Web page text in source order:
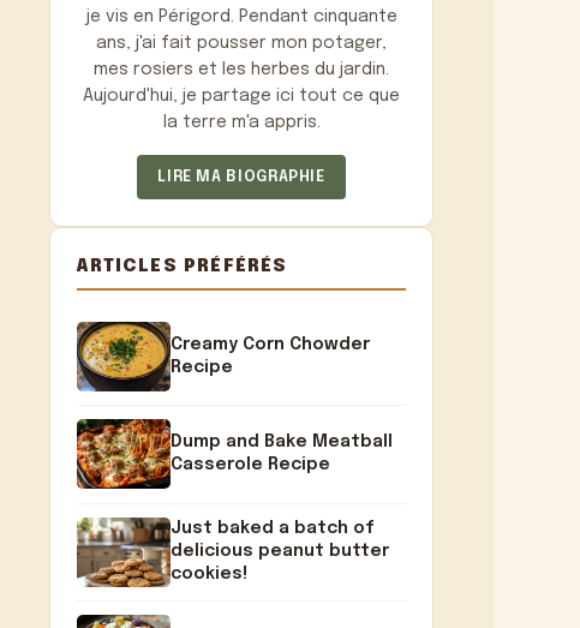
je vis en Périgord. Pendant cinquante
ans, j'ai fait pousser mon potager,
mes rosiers et les herbes du jardin.
Aujourd'hui, je partage ici tout ce que
la terre m'a appris.
LIRE MA BIOGRAPHIE
ARTICLES PRÉFÉRÉS
Creamy Corn Chowder
Recipe
Dump and Bake Meatball
Casserole Recipe
Just baked a batch of
delicious peanut butter
cookies!